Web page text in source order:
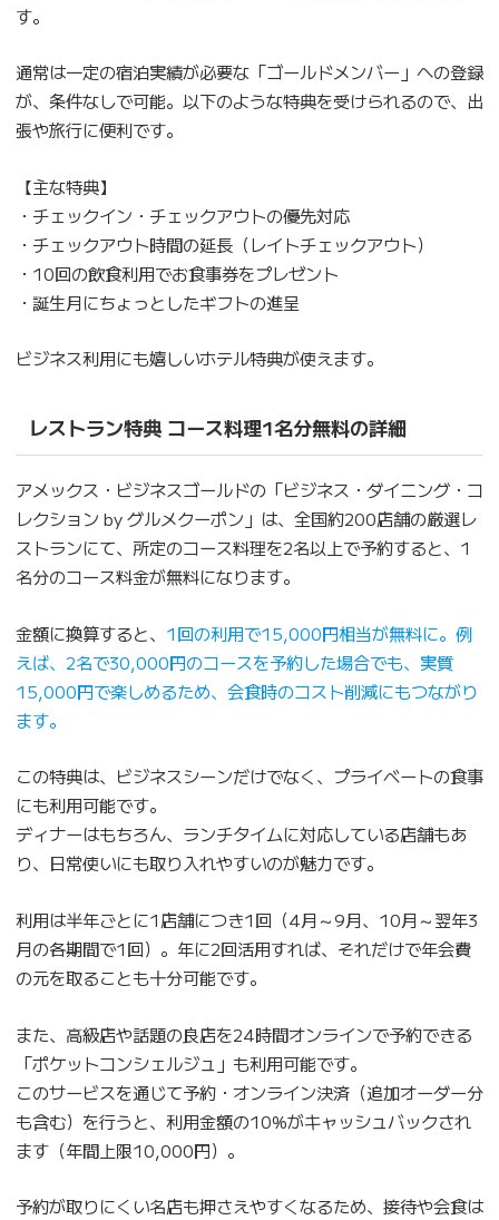
す。
通常は一定の宿泊実績が必要な「ゴールドメンバー」への登録
が、条件なしで可能。以下のような特典を受けられるので、出
張や旅行に便利です。
【主な特典】
・チェックイン・チェックアウトの優先対応
・チェックアウト時間の延長（レイトチェックアウト）
・10回の飲食利用でお食事券をプレゼント
・誕生月にちょっとしたギフトの進呈
ビジネス利用にも嬉しいホテル特典が使えます。
レストラン特典 コース料理1名分無料の詳細
アメックス・ビジネスゴールドの「ビジネス・ダイニング・コ
レクション by グルメクーポン」は、全国約200店舗の厳選レ
ストランにて、所定のコース料理を2名以上で予約すると、1
名分のコース料金が無料になります。
金額に換算すると、 1回の利用で15,000円相当が無料に。例
えば、2名で30,000円のコースを予約した場合でも、実質
15,000円で楽しめるため、会食時のコスト削減にもつながり
ます。
この特典は、ビジネスシーンだけでなく、プライベートの食事
にも利用可能です。
ディナーはもちろん、ランチタイムに対応している店舗もあ
り、日常使いにも取り入れやすいのが魅力です。
利用は半年ごとに1店舗につき1回（4月～9月、10月～翌年3
月の各期間で1回）。年に2回活用すれば、それだけで年会費
の元を取ることも十分可能です。
また、高級店や話題の良店を24時間オンラインで予約できる
「ポケットコンシェルジュ」も利用可能です。
このサービスを通じて予約・オンライン決済（追加オーダー分
も含む）を行うと、利用金額の10%がキャッシュバックされ
ます（年間上限10,000円）。
予約が取りにくい名店も押さえやすくなるため、接待や会食は